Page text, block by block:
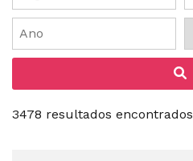
3478 resultados encontrados